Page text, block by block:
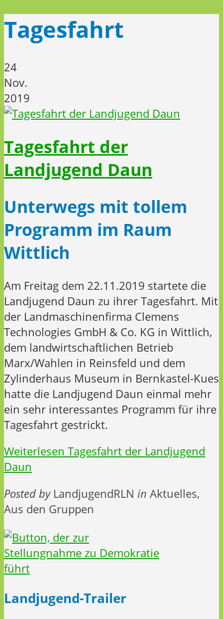
Tagesfahrt
24
Nov.
2019
Tagesfahrt der
Landjugend Daun
Unterwegs mit tollem
Programm im Raum
Wittlich
Am Freitag dem 22.11.2019 startete die
Landjugend Daun zu ihrer Tagesfahrt. Mit
der Landmaschinenfirma Clemens
Technologies GmbH & Co. KG in Wittlich,
dem landwirtschaftlichen Betrieb
Marx/Wahlen in Reinsfeld und dem
Zylinderhaus Museum in Bernkastel-Kues
hatte die Landjugend Daun einmal mehr
ein sehr interessantes Programm für ihre
Tagesfahrt gestrickt.
Weiterlesen Tagesfahrt der Landjugend
Daun
Posted by LandjugendRLN in Aktuelles,
Aus den Gruppen
Landjugend-Trailer